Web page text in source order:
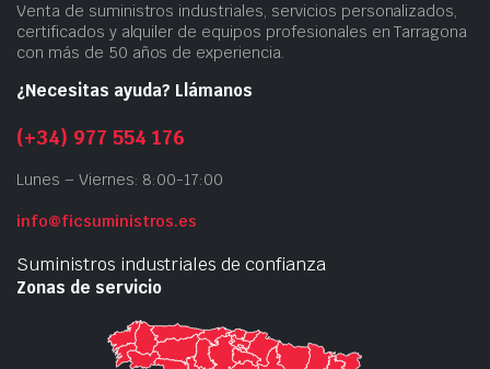
Venta de suministros industriales, servicios personalizados,
certificados y alquiler de equipos profesionales en Tarragona
con más de 50 años de experiencia.
¿Necesitas ayuda? Llámanos
(+34) 977 554 176
Lunes – Viernes: 8:00-17:00
info@ficsuministros.es
Suministros industriales de confianza
Zonas de servicio